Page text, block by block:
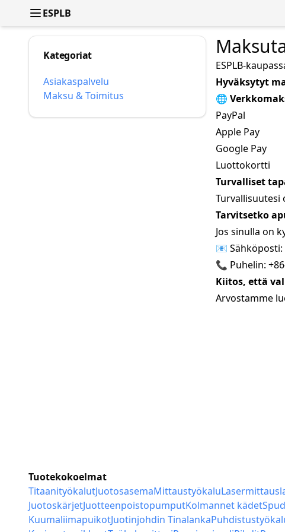
ESPLB
Kategoriat
Asiakaspalvelu
Maksu & Toimitus
ESPLB-
Hyväksytyt
🌐
PayPal
Apple Pay
Google Pay
Luottokortti
Turvalliset
Turvallisuutesi
Tarvitsetko
Jos sinulla on
📧 Sähköposti:
📞 Puhelin:
Kiitos, että
Arvostamme
Tuotekokoelmat
TitaanityökalutJuotosasemaMittaustyökalu
JuotoskärjetJuotteenpoistopumputKolmannet kädet
KuumaliimapuikotJuotinjohdin Tinalanka